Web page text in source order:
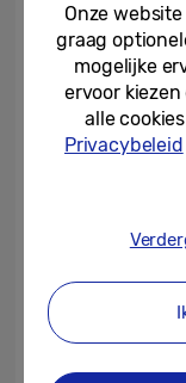
De refresh
responstijd
Odyssey
SYNC
dat gamen
Onze
graag
mogelijke
ervoor
alle
Privacybeleid